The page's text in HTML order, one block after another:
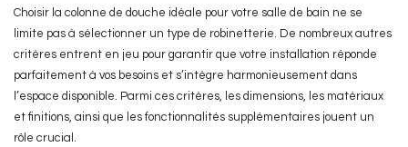
Choisir la colonne de douche idéale pour votre salle de bain ne se
limite pas à sélectionner un type de robinetterie. De nombreux autres
critères entrent en jeu pour garantir que votre installation réponde
parfaitement à vos besoins et s’intègre harmonieusement dans
l’espace disponible. Parmi ces critères, les dimensions, les matériaux
et finitions, ainsi que les fonctionnalités supplémentaires jouent un
rôle crucial.